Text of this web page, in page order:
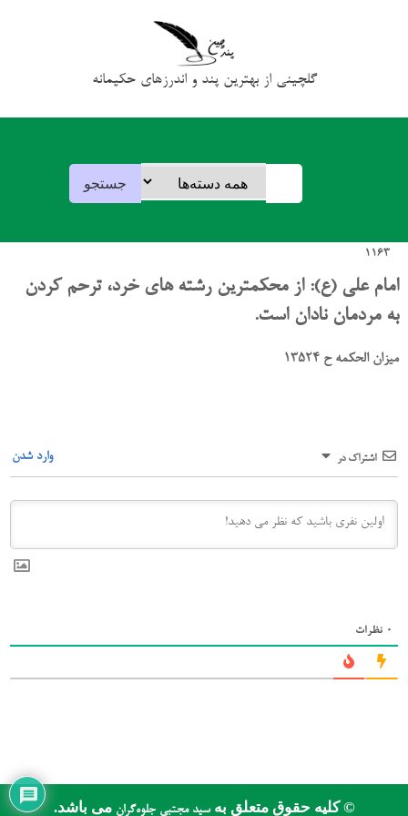
گلچینی از بهترین پند و اندرزهای حکیمانه
1163
امام علی (ع): از محکمترین رشته های خرد، ترحم کردن
به مردمان نادان است.
میزان الحکمه ح 13524
اشتراک در وارد شدن
0 نظرات
© کلیه حقوق متعلق بهسید مجتبی جلوه‌گرانمی باشد.